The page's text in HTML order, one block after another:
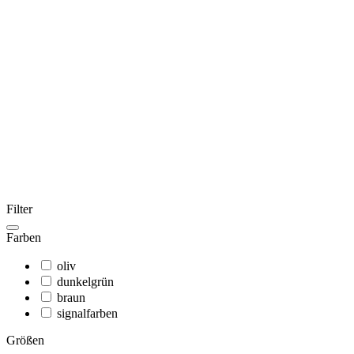
Filter
Farben
oliv
dunkelgrün
braun
signalfarben
Größen